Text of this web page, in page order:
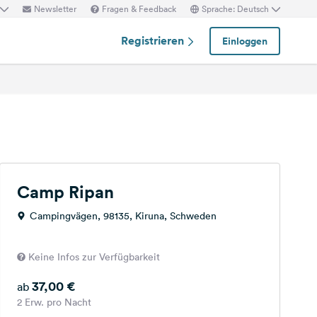
Newsletter Fragen & Feedback Sprache: Deutsch
Registrieren Einloggen
Camp Ripan
Campingvägen, 98135, Kiruna, Schweden
Keine Infos zur Verfügbarkeit
ab 37,00 €
2 Erw. pro Nacht